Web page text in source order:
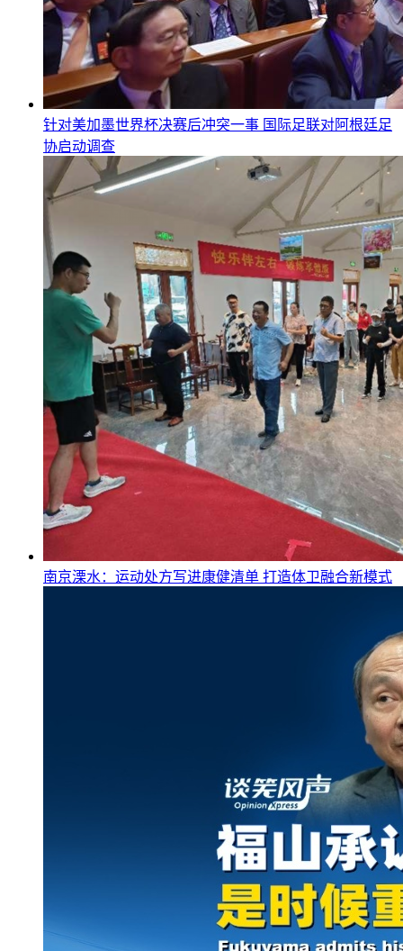
针对美加墨世界杯决赛后冲突一事 国际足联对阿根廷足
协启动调查
南京溧水：运动处方写进康健清单 打造体卫融合新模式